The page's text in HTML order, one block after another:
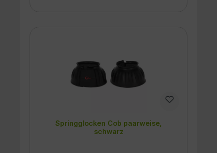
Springglocken Cob paarweise,
schwarz